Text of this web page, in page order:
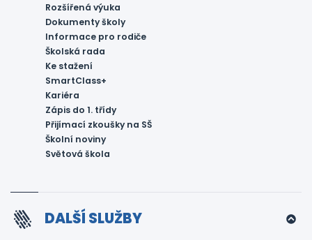
Rozšířená výuka
Dokumenty školy
Informace pro rodiče
Školská rada
Ke stažení
SmartClass+
Kariéra
Zápis do 1. třídy
Přijímací zkoušky na SŠ
Školní noviny
Světová škola
DALŠÍ SLUŽBY